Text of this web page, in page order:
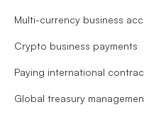
Multi-currency business
Crypto business payments
Paying international
Global treasury